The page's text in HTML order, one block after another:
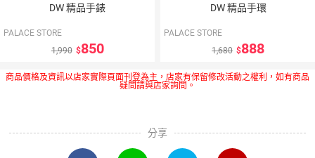
DW 精品手錶
PALACE STORE
1,990
850
DW 精品手環
PALACE STORE
1,680
888
商品價格及資訊以店家實際頁面刊登為主，店家有保留修改活動之權利，如有商品
疑問請與店家詢問。
分享